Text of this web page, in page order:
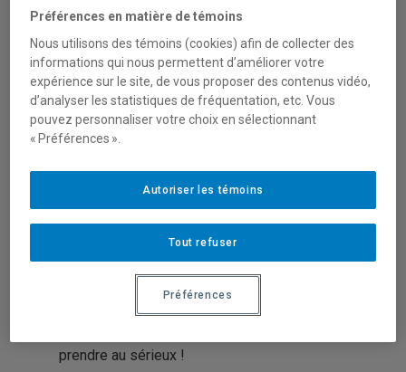
communautés ? Vous souhaitez vous investir
dans la création d’un nouveau poste de
mobilisation au sein de la CDC Centre-Sud ?
Alors, venez rejoindre une équipe
créative, engagée et qui met la collaboration
Rejoindre la CDC Centre-Sud, c’est :
prendre au sérieux !
Préférences en matière de témoins
Nous utilisons des témoins (cookies) afin de collecter des
informations qui nous permettent d’améliorer votre
expérience sur le site, de vous proposer des contenus vidéo,
d’analyser les statistiques de fréquentation, etc. Vous
pouvez personnaliser votre choix en sélectionnant
« Préférences ».
Tout refuser
Autoriser les témoins
Préférences